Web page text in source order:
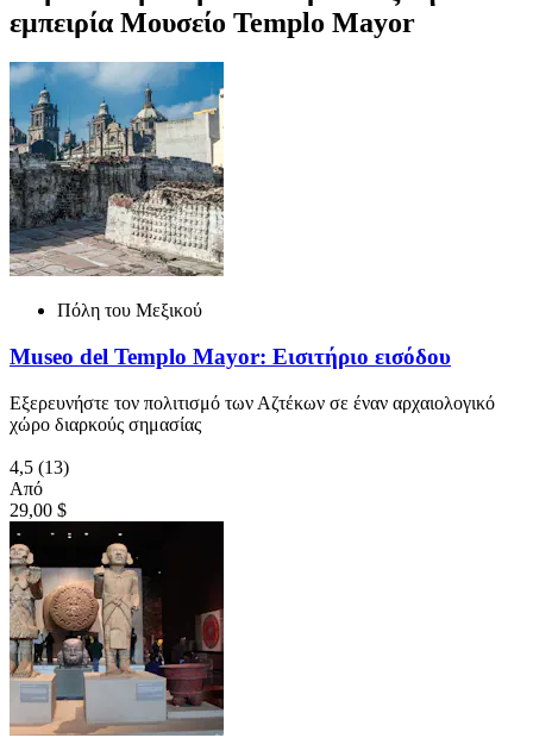
εμπειρία Μουσείο Templo Mayor
Πόλη του Μεξικού
Museo del Templo Mayor: Εισιτήριο εισόδου
Εξερευνήστε τον πολιτισμό των Αζτέκων σε έναν αρχαιολογικό
χώρο διαρκούς σημασίας
4,5 (13)
Από
29,00 $